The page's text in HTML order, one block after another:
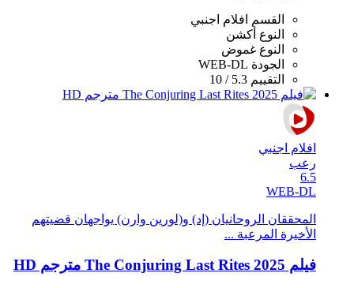
القسم
افلام اجنبي
النوع أكشن
النوع غموض
الجودة WEB-DL
التقييم 5.3 / 10
افلام اجنبي
رعب
6.5
WEB-DL
المحققان الروحانيان (إد) و(لورين وارن) يواجهان قضيتهم
الأخيرة المرعبة ...
فيلم The Conjuring Last Rites 2025 مترجم HD